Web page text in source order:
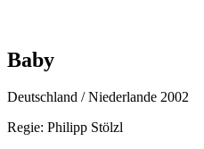
Baby
Deutschland / Niederlande 2002
Regie: Philipp Stölzl